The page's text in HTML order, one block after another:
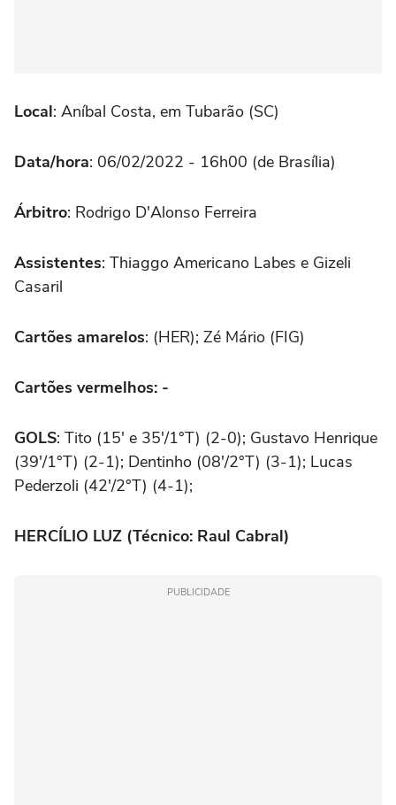
Local: Aníbal Costa, em Tubarão (SC)
Data/hora: 06/02/2022 - 16h00 (de Brasília)
Árbitro: Rodrigo D'Alonso Ferreira
Assistentes: Thiaggo Americano Labes e Gizeli
Casaril
Cartões amarelos: (HER); Zé Mário (FIG)
Cartões vermelhos: -
GOLS: Tito (15' e 35'/1°T) (2-0); Gustavo Henrique
(39'/1°T) (2-1); Dentinho (08'/2°T) (3-1); Lucas
Pederzoli (42'/2°T) (4-1);
HERCÍLIO LUZ (Técnico: Raul Cabral)
PUBLICIDADE